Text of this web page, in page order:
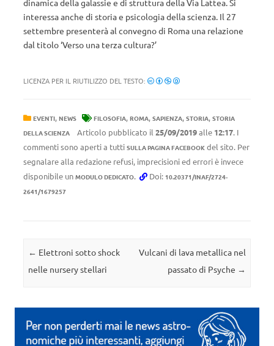
dinamica della galassie e di struttura della Via Lattea. Si
interessa anche di storia e psicologia della scienza. Il 27
settembre presenterà al convegno di Roma una relazione
dal titolo ‘Verso una terza cultura?’
LICENZA PER IL RIUTILIZZO DEL TESTO:
EVENTI, NEWS FILOSOFIA, ROMA, SAPIENZA, STORIA, STORIA
DELLA SCIENZA
Articolo pubblicato il 25/09/2019alle 12:17. I
commenti sono aperti a tutti SULLA PAGINA FACEBOOK del sito. Per
segnalare alla redazione refusi, imprecisioni ed errori è invece
disponibile un MODULO DEDICATO. Doi: 10.20371/INAF/2724-
2641/1679257
Navigazione articolo
← Elettroni sotto shock
nelle nursery stellari
Vulcani di lava metallica nel
passato di Psyche →